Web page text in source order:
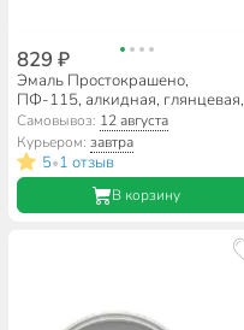
829 ₽
Эмаль Простокрашено,
ПФ-115, алкидная, глянцевая,
синяя, 1.8 кг
Самовывоз: 12 августа
Курьером:завтра
5•1 отзыв
В корзину